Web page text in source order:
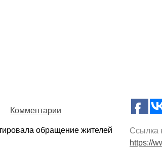
Комментарии
обращение жителей
Ссылка
https://